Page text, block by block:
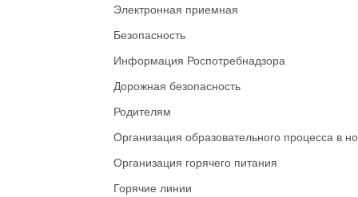
Электронная приемная
Безопасность
Информация Роспотребнадзора
Дорожная безопасность
Родителям
Организация образовательного процесса в
Организация горячего питания
Горячие линии